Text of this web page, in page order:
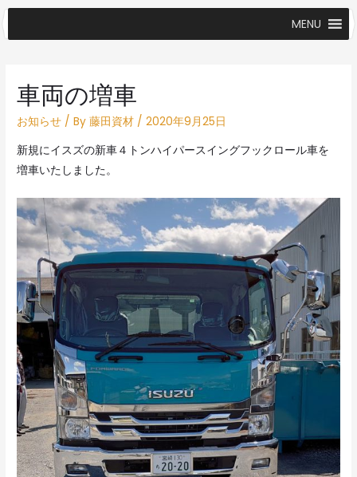
MENU
車両の増車
お知らせ / By藤田資材 /2020年9月25日
新規にイスズの新車４トンハイパースイングフックロール車を
増車いたしました。